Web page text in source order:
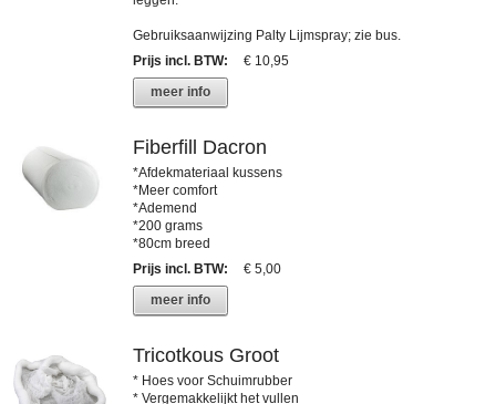
Gebruiksaanwijzing Palty Lijmspray; zie bus.
Prijs incl. BTW:
€ 10,95
meer info
Fiberfill Dacron
*Afdekmateriaal kussens
*Meer comfort
*Ademend
*200 grams
*80cm breed
Prijs incl. BTW:
€ 5,00
meer info
Tricotkous Groot
* Hoes voor Schuimrubber
* Vergemakkelijkt het vullen